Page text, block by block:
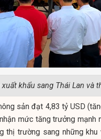
khẩu sang Thái Lan và
sản đạt 4,83 tỷ USD
mức tăng trưởng
thị trường sang những